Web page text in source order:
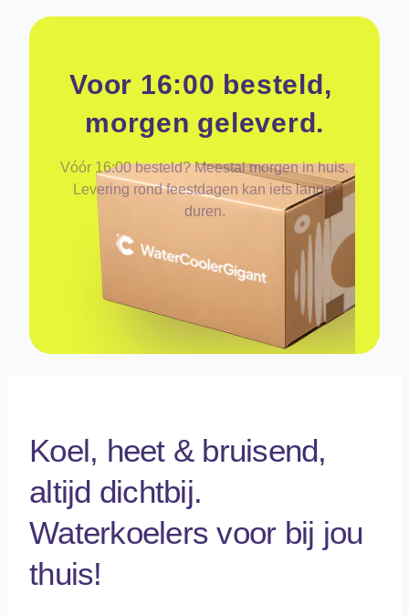
Voor 16:00 besteld,
morgen geleverd.
Vóór 16:00 besteld? Meestal morgen in huis.
Levering rond feestdagen kan iets langer
duren.
Koel, heet & bruisend,
altijd dichtbij.
Waterkoelers voor bij jou
thuis!